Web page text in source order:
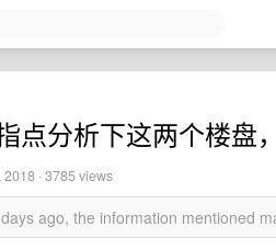
点分析下这两个楼盘
2018 · 3785 views
ago, the information mentioned